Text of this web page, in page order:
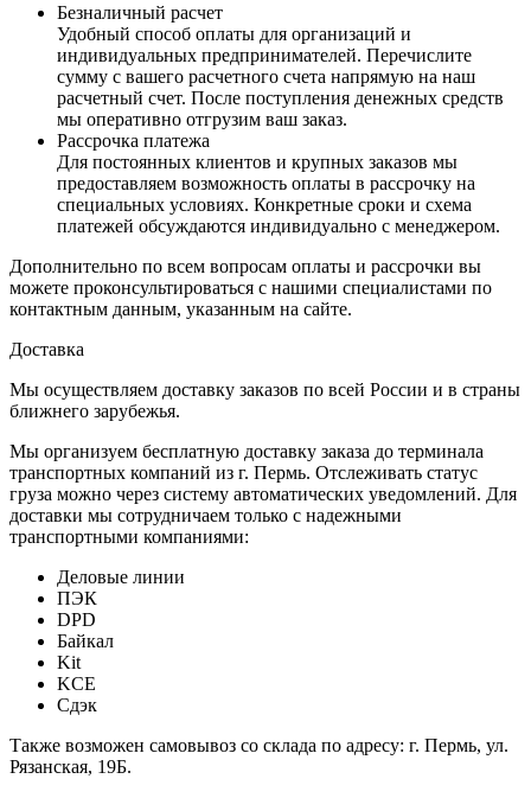
Безналичный расчет
Удобный способ оплаты для организаций и
индивидуальных предпринимателей. Перечислите
сумму с вашего расчетного счета напрямую на наш
расчетный счет. После поступления денежных средств
мы оперативно отгрузим ваш заказ.
Рассрочка платежа
Для постоянных клиентов и крупных заказов мы
предоставляем возможность оплаты в рассрочку на
специальных условиях. Конкретные сроки и схема
платежей обсуждаются индивидуально с менеджером.
Дополнительно по всем вопросам оплаты и рассрочки вы
можете проконсультироваться с нашими специалистами по
контактным данным, указанным на сайте.
Доставка
Мы осуществляем доставку заказов по всей России и в страны
ближнего зарубежья.
Мы организуем бесплатную доставку заказа до терминала
транспортных компаний из г. Пермь. Отслеживать статус
груза можно через систему автоматических уведомлений. Для
доставки мы сотрудничаем только с надежными
транспортными компаниями:
Деловые линии
ПЭК
DPD
Байкал
Kit
KCE
Сдэк
Также возможен самовывоз со склада по адресу: г. Пермь, ул.
Рязанская, 19Б.